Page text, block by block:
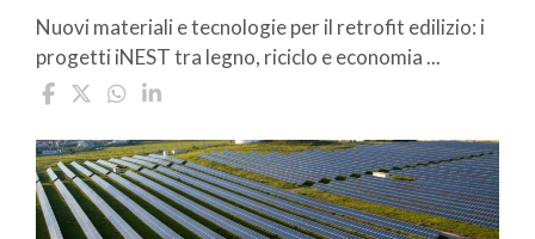
Nuovi materiali e tecnologie per il retrofit edilizio: i
progetti iNEST tra legno, riciclo e economia ...